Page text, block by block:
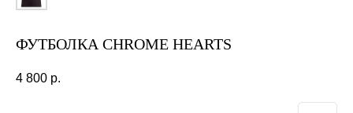
ФУТБОЛКА CHROME HEARTS
4 800 р.